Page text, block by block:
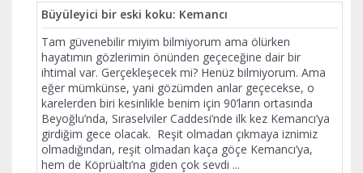
Büyüleyici bir eski koku: Kemancı
Tam güvenebilir miyim bilmiyorum ama ölürken
hayatımın gözlerimin önünden geçeceğine dair bir
ihtimal var. Gerçekleşecek mi? Henüz bilmiyorum. Ama
eğer mümkünse, yani gözümden anlar geçecekse, o
karelerden biri kesinlikle benim için 90’ların ortasında
Beyoğlu’nda, Sıraselviler Caddesi’nde ilk kez Kemancı’ya
girdiğim gece olacak. Reşit olmadan çıkmaya iznimiz
olmadığından, reşit olmadan kaça göçe Kemancı’ya,
hem de Köprüaltı’na giden çok sevdi ...